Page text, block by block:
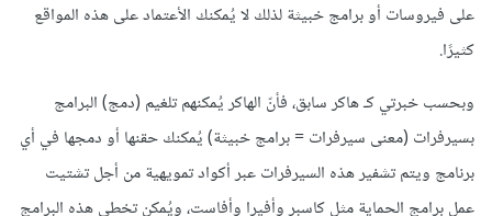
على فيروسات أو برامج خبيثة لذلك لا يُمكنك الأعتماد على هذه المواقع
كثيرًا.
وبحسب خبرتي كـ هاكر سابق، فأنّ الهاكر يُمكنهم تلغيم (دمج) البرامج
بسيرفرات (معنى سيرفرات = برامج خبيثة) يُمكنك حقنها أو دمجها في أي
برنامج ويتم تشفير هذه السيرفرات عبر أكواد تمويهية من أجل تشتيت
عمل برامج الحماية مثل كاسبر وأفيرا وأفاست، ويُمكن تخطي هذه البرامج